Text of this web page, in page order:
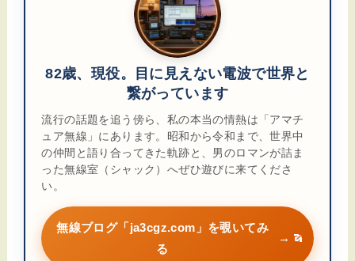
82歳、現役。目に見えない電波で世界と
繋がっています
流行の話題を追う傍ら、私の本当の情熱は「アマチ
ュア無線」にあります。昭和から令和まで、世界中
の仲間と語り合ってきた軌跡と、男のロマンが詰ま
った無線室（シャック）へぜひ遊びに来てくださ
い。
無線ブログ「ja3cgz.com」を覗いてみ
る
→